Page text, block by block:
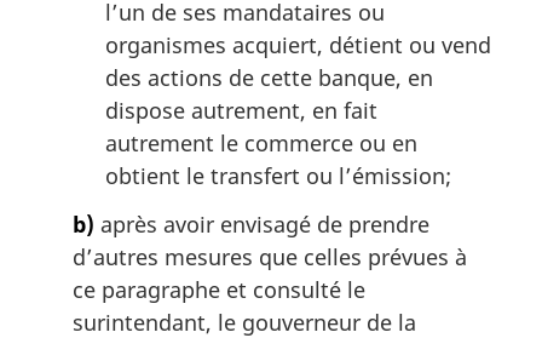
l’un de ses mandataires ou
organismes acquiert, détient ou vend
des actions de cette banque, en
dispose autrement, en fait
autrement le commerce ou en
obtient le transfert ou l’émission;
b) après avoir envisagé de prendre
d’autres mesures que celles prévues à
ce paragraphe et consulté le
surintendant, le gouverneur de la